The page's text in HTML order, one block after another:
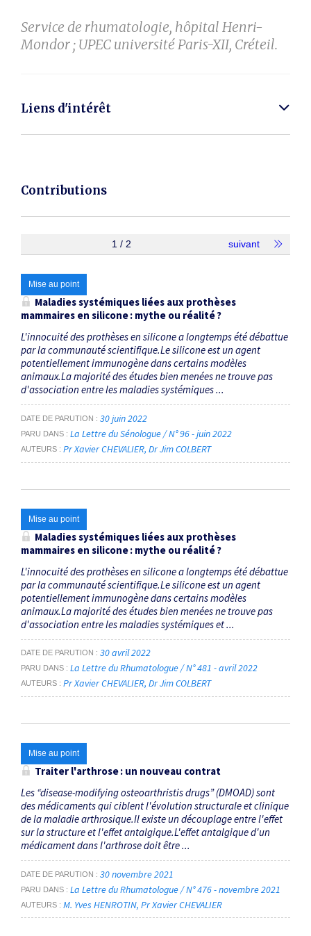
Service de rhumatologie, hôpital Henri-
Mondor ; UPEC université Paris-XII, Créteil.
Liens d'intérêt
Contributions
1 / 2 suivant
Mise au point
Maladies systémiques liées aux prothèses
mammaires en silicone : mythe ou réalité ?
L'innocuité des prothèses en silicone a longtemps été débattue
par la communauté scientifique.Le silicone est un agent
potentiellement immunogène dans certains modèles
animaux.La majorité des études bien menées ne trouve pas
d'association entre les maladies systémiques ...
DATE DE PARUTION 30 juin 2022
PARU DANS La Lettre du Sénologue / N° 96 - juin 2022
AUTEURS Pr Xavier CHEVALIER Dr Jim COLBERT
Mise au point
Maladies systémiques liées aux prothèses
mammaires en silicone : mythe ou réalité ?
L'innocuité des prothèses en silicone a longtemps été débattue
par la communauté scientifique.Le silicone est un agent
potentiellement immunogène dans certains modèles
animaux.La majorité des études bien menées ne trouve pas
d'association entre les maladies systémiques et ...
DATE DE PARUTION 30 avril 2022
PARU DANS La Lettre du Rhumatologue / N° 481 - avril 2022
AUTEURS Pr Xavier CHEVALIER Dr Jim COLBERT
Mise au point
Traiter l'arthrose : un nouveau contrat
Les “disease-modifying osteoarthristis drugs” (DMOAD) sont
des médicaments qui ciblent l'évolution structurale et clinique
de la maladie arthrosique.Il existe un découplage entre l'effet
sur la structure et l'effet antalgique.L'effet antalgique d'un
médicament dans l'arthrose doit être ...
DATE DE PARUTION 30 novembre 2021
PARU DANS La Lettre du Rhumatologue / N° 476 - novembre 2021
AUTEURS M. Yves HENROTIN Pr Xavier CHEVALIER